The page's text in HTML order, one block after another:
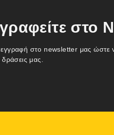
στο
εγγραφή στο newsletter μας ώστε
δράσεις μας.